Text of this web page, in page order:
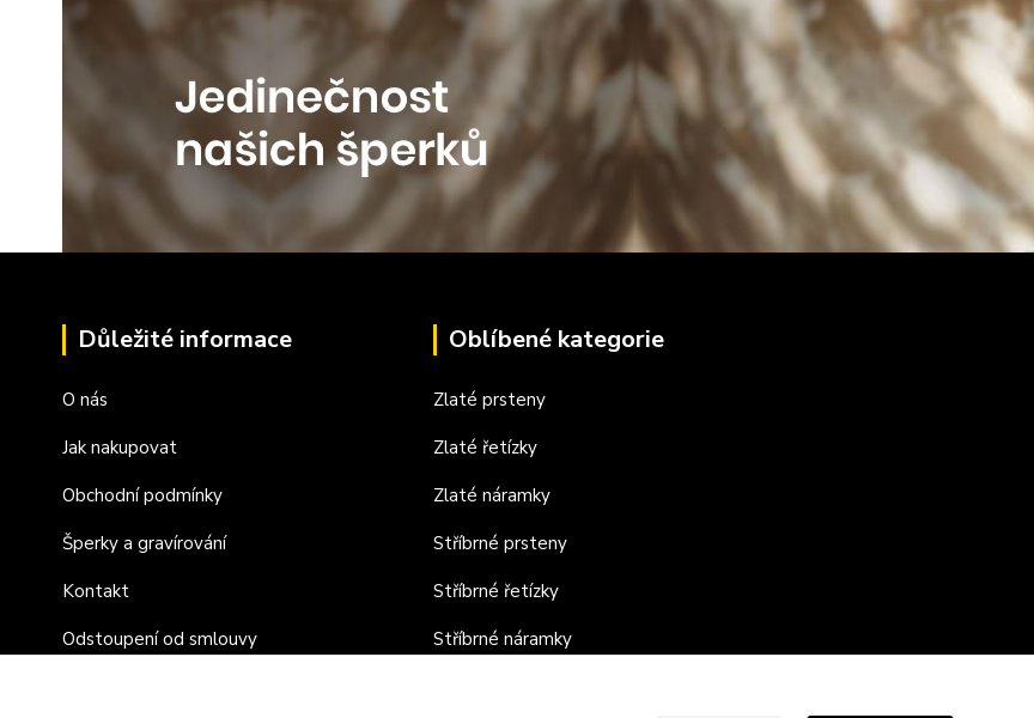
Důležité informace
O nás
Jak nakupovat
Obchodní podmínky
Šperky a gravírování
Kontakt
Odstoupení od smlouvy
Oblíbené kategorie
Zlaté prsteny
Zlaté řetízky
Zlaté náramky
Stříbrné prsteny
Stříbrné řetízky
Stříbrné náramky